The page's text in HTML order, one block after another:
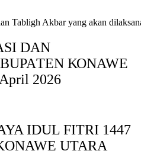
Tabligh Akbar yang akan
DAN
ΚΟNAWE
2026
IDUL FITRI 1447
UTARA